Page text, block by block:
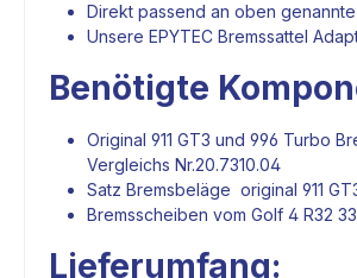
Direkt passend an oben
Unsere EPYTEC Bremssattel
Benötigte
Original 911 GT3 und 996 Turbo
Vergleichs Nr.20.7310.04
Satz Bremsbeläge original 911
Bremsscheiben vom Golf 4 R32
Lieferumfang: